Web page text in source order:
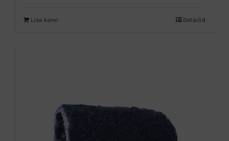
Lisa korvi Detailid